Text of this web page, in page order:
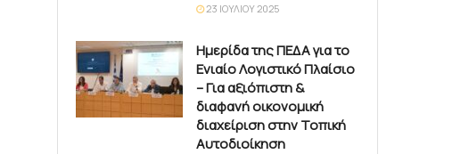
23 ΙΟΥΛΊΟΥ 2025
Ημερίδα της ΠΕΔΑ για το
Ενιαίο Λογιστικό Πλαίσιο
– Για αξιόπιστη &
διαφανή οικονομική
διαχείριση στην Τοπική
Αυτοδιοίκηση